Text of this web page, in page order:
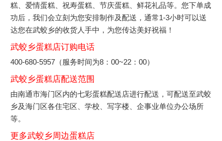
糕、爱情蛋糕、祝寿蛋糕、节庆蛋糕、鲜花礼品等。您下单成
功后，我们会立刻为您安排制作及配送，通常1-3小时可以送
达您在武蛟乡的收货人手中，为您传达美好祝福！
武蛟乡蛋糕店订购电话
400-680-5957（服务时间为8：00~22：00）
武蛟乡蛋糕店配送范围
由南通市海门区内的七彩蛋糕配送店进行配送，可配送至武蛟
乡及海门区各住宅区、学校、写字楼、企事业单位办公场所
等。
更多武蛟乡周边蛋糕店